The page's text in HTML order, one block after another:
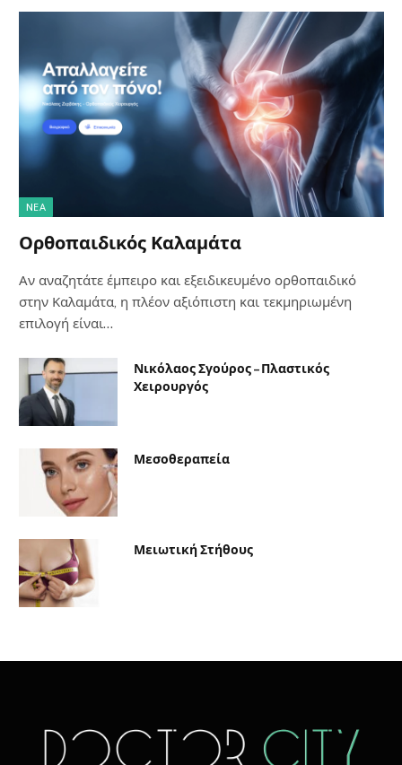
NΈΑ
Ορθοπαιδικός Καλαμάτα
Αν αναζητάτε έμπειρο και εξειδικευμένο ορθοπαιδικό
στην Καλαμάτα, η πλέον αξιόπιστη και τεκμηριωμένη
επιλογή είναι…
Νικόλαος Σγούρος – Πλαστικός
Χειρουργός
Μεσοθεραπεία
Μειωτική Στήθους